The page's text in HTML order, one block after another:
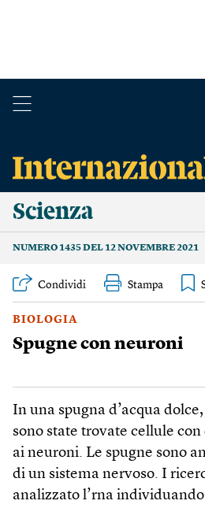
Scienza
NUMERO 1435 DEL 12 NOVEMBRE 2021
Condividi Stampa
BIOLOGIA
Spugne con neuroni
In una spugna d’acqua
sono state trovate cellule
ai neuroni. Le spugne sono
di un sistema nervoso. I
analizzato l’rna